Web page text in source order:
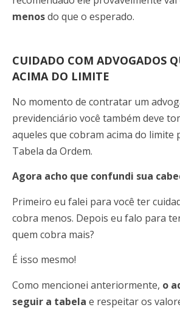
menosdo que o esperado.
CUIDADO COM ADVOGADOS
ACIMA DO LIMITE
No momento de contratar um
previdenciário você também deve
aqueles que cobram acima do limite
Tabela da Ordem.
Agora acho que confundi sua
Primeiro eu falei para você ter
cobra menos. Depois eu falo para
quem cobra mais?
É isso mesmo!
Como mencionei anteriormente, o
seguir a tabela e respeitar os